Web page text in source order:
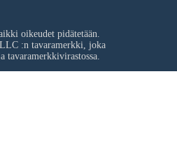
oikeudet pidätetään.
:n tavaramerkki, joka
tavaramerkkivirastossa.